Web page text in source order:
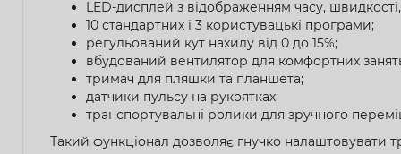
LED-дисплей з відображенням часу, швидкості,
10 стандартних і 3 користувацькі програми;
регульований кут нахилу від 0 до 15%;
вбудований вентилятор для комфортних
тримач для пляшки та планшета;
датчики пульсу на рукоятках;
транспортувальні ролики для зручного
Такий функціонал дозволяє гнучко налаштовувати